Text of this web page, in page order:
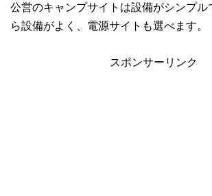
公営のキャンプサイトは設備がシンプル
ら設備がよく、電源サイトも選べます。
スポンサーリンク